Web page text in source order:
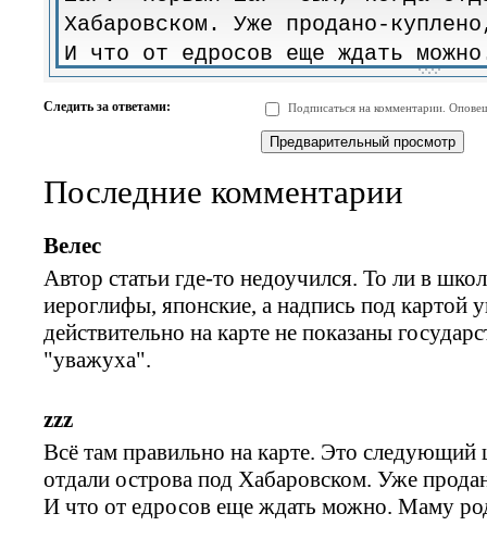
-
-
-
-
-
-
-
-
-
-
-
-
-
Следить за ответами: Подписаться на комментарии.
Последние комментарии
Велес
Автор статьи где-то недоучился. То ли в
иероглифы, японские, а надпись под картой
действительно на карте не показаны
"уважуха".
zzz
Всё там правильно на карте. Это
отдали острова под Хабаровском. Уже
И что от едросов еще ждать можно. Маму